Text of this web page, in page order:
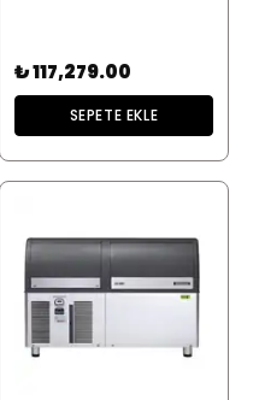
₺ 117,279.00
SEPETE EKLE